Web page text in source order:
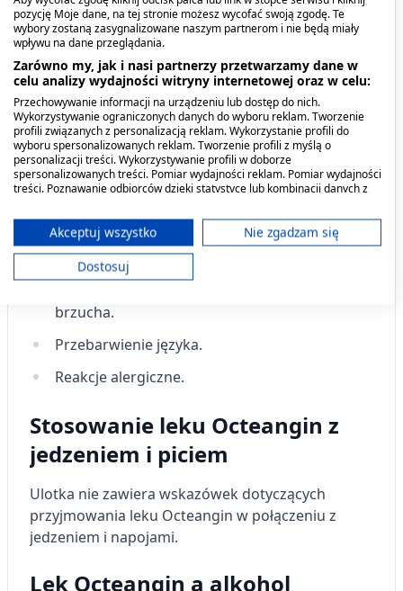
Działania niepożądane i skutki
uboczne
Podobnie jak inne leki, Octeangin może
wywoływać działania niepożądane, które nie
występują u wszystkich pacjentów.
Częstość nieznana (częstość nie może być
określona na podstawie dostępnych danych):
Podrażnienie błony śluzowej jamy ustnej i
żołądka, takie jak zaburzenia smaku, suchość
w jamie ustnej, niestrawność, nudności lub ból
brzucha.
Przebarwienie języka.
Reakcje alergiczne.
Stosowanie leku Octeangin z
jedzeniem i piciem
Ulotka nie zawiera wskazówek dotyczących
przyjmowania leku Octeangin w połączeniu z
jedzeniem i napojami.
Lek Octeangin a alkohol
pozycję Moje dane, na tej stronie możesz wycofać swoją zgodę. Te
wybory zostaną zasygnalizowane naszym partnerom i nie będą miały
wpływu na dane przeglądania.
Zarówno my, jak i nasi partnerzy przetwarzamy dane w
celu analizy wydajności witryny internetowej oraz w celu:
Przechowywanie informacji na urządzeniu lub dostęp do nich.
Wykorzystywanie ograniczonych danych do wyboru reklam. Tworzenie
profili związanych z personalizacją reklam. Wykorzystanie profili do
wyboru spersonalizowanych reklam. Tworzenie profili z myślą o
personalizacji treści. Wykorzystywanie profili w doborze
spersonalizowanych treści. Pomiar wydajności reklam. Pomiar wydajności
treści. Poznawanie odbiorców dzięki statystyce lub kombinacji danych z
ograniczonych danych do wyboru treści.
Dane mogą być udostępniane poza Unię Europejską i wysyłane do USA.
Twoja zgoda i polityka cookie dotyczą wyłącznie tej witryny/aplikacji.
Wyświetl listę partnerów (11 dostawców IAB)
Cele przetwarzania IAB:
Przechowywanie informacji na urządzeniu
wyboru reklam
Tworzenie profili w celu
spersonalizowanych reklam
Wykorzystanie profili do wyboru
spersonalizowanych reklam
Akceptuj wszystko
Nie zgadzam się
Dostosuj